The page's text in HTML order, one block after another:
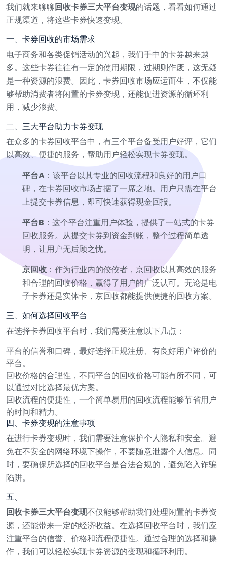
我们就来聊聊回收卡券三大平台变现的话题，看看如何通过
正规渠道，将这些卡券快速变现。
一、卡券回收的市场需求
电子商务和各类促销活动的兴起，我们手中的卡券越来越
多。这些卡券往往有一定的使用期限，过期则作废，这无疑
是一种资源的浪费。因此，卡券回收市场应运而生，不仅能
够帮助消费者将闲置的卡券变现，还能促进资源的循环利
用，减少浪费。
二、三大平台助力卡券变现
在众多的卡券回收平台中，有三个平台备受用户好评，它们
以高效、便捷的服务，帮助用户轻松实现卡券变现。
平台A ：该平台以其专业的回收流程和良好的用户口
碑，在卡券回收市场占据了一席之地。用户只需在平台
上提交卡券信息，即可快速获得现金回报。
平台B ：这个平台注重用户体验，提供了一站式的卡券
回收服务。从提交卡券到资金到账，整个过程简单透
明，让用户无后顾之忧。
京回收：作为行业内的佼佼者，京回收以其高效的服务
和合理的回收价格，赢得了用户的广泛认可。无论是电
子卡券还是实体卡，京回收都能提供便捷的回收方案。
三、如何选择回收平台
在选择卡券回收平台时，我们需要注意以下几点：
平台的信誉和口碑，最好选择正规注册、有良好用户评价的
平台。
回收价格的合理性，不同平台的回收价格可能有所不同，可
以通过对比选择最优方案。
回收流程的便捷性，一个简单易用的回收流程能够节省用户
的时间和精力。
四、卡券变现的注意事项
在进行卡券变现时，我们需要注意保护个人隐私和安全。避
免在不安全的网络环境下操作，不要随意泄露个人信息。同
时，要确保所选择的回收平台是合法合规的，避免陷入诈骗
陷阱。
五、
回收卡券三大平台变现不仅能够帮助我们处理闲置的卡券资
源，还能带来一定的经济收益。在选择回收平台时，我们应
注重平台的信誉、价格和流程便捷性。通过合理的选择和操
作，我们可以轻松实现卡券资源的变现和循环利用。